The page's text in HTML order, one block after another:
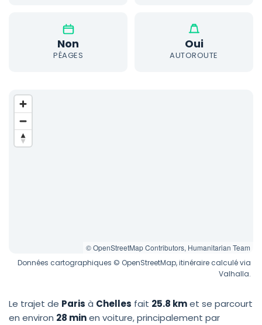
Non
PÉAGES
Oui
AUTOROUTE
© OpenStreetMap Contributors, Humanitarian Team
Données cartographiques © OpenStreetMap, itinéraire calculé via
Valhalla.
Le trajet de Paris à Chelles fait 25.8 kmet se parcourt
en environ 28 minen voiture, principalement par